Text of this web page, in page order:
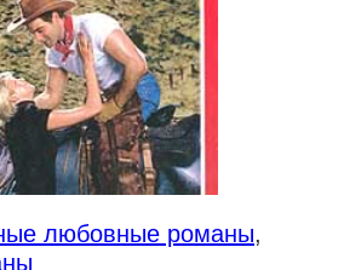
любовные романы,